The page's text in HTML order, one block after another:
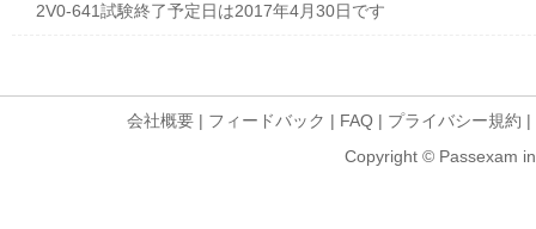
2V0-641試験終了予定日は2017年4月30日です
会社概要 | フィードバック | FAQ | プライバシー規約 |
Copyright © Passexam